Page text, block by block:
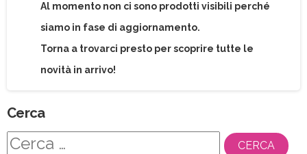
Al momento non ci sono prodotti visibili perché
siamo in fase di aggiornamento.
Torna a trovarci presto per scoprire tutte le
novità in arrivo!
Cerca
Ricerca